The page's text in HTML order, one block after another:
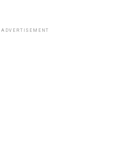
ADVERTISEMENT